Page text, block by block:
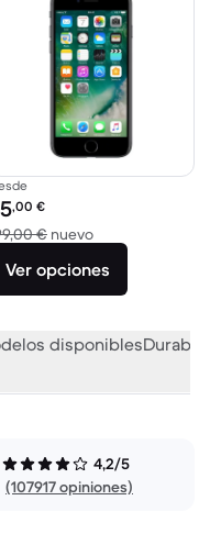
459,00 €
reacondicionado:
,00 €
€ nuevoEl dispositivo
Ver opciones
disponibles
4,2/5
(107917 opiniones)